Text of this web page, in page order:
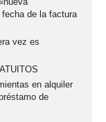
de la factura
vez es
en alquiler
de